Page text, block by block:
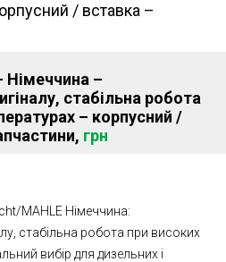
Зчеплення
Шиномонтаж
Заміна Ременей
/ вставка –
Німеччина –
стабільна робота
– корпусний /
грн
MAHLE Німеччина:
стабільна робота при високих
вибір для дизельних і